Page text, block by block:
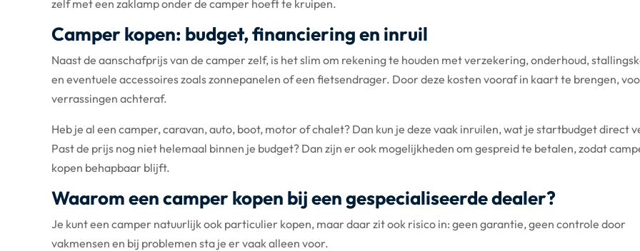
zelf met een zaklamp onder de camper hoeft te kruipen.
Camper kopen: budget, financiering en inruil
Naast de aanschafprijs van de camper zelf, is het slim om rekening te houden met verzekering, onderhoud,
en eventuele accessoires zoals zonnepanelen of een fietsendrager. Door deze kosten vooraf in kaart te brengen,
verrassingen achteraf.
Heb je al een camper, caravan, auto, boot, motor of chalet? Dan kun je deze vaak inruilen, wat je startbudget direct
Past de prijs nog niet helemaal binnen je budget? Dan zijn er ook mogelijkheden om gespreid te betalen, zodat
kopen behapbaar blijft.
Waarom een camper kopen bij een gespecialiseerde dealer?
Je kunt een camper natuurlijk ook particulier kopen, maar daar zit ook risico in: geen garantie, geen controle door
vakmensen en bij problemen sta je er vaak alleen voor.